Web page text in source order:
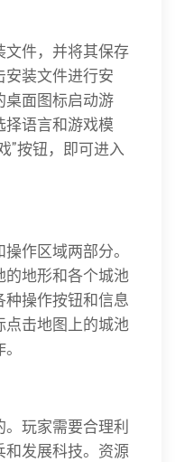
文件，并将其保存
安装文件进行安
桌面图标启动游
择语言和游戏模
”按钮，即可进入
作区域两部分。
的地形和各个城池
种操作按钮和信息
点击地图上的城池
玩家需要合理利
和发展科技。资源